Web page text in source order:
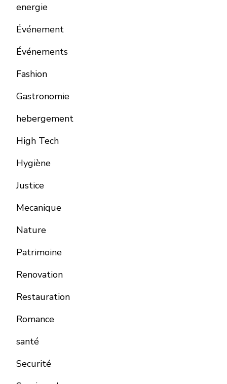
energie
Événement
Événements
Fashion
Gastronomie
hebergement
High Tech
Hygiène
Justice
Mecanique
Nature
Patrimoine
Renovation
Restauration
Romance
santé
Securité